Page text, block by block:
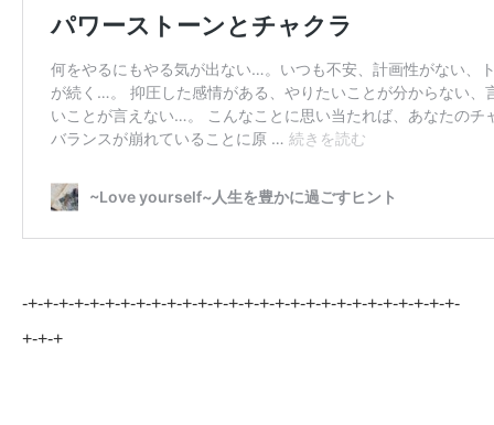
-+-+-+-+-+-+-+-+-+-+-+-+-+-+-+-+-+-+-+-+-+-+-+-+-+-+-+-+-
+-+-+